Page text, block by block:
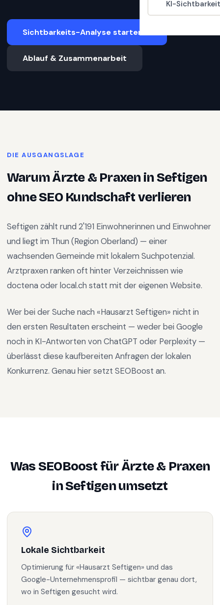
KI-
Sichtbarkeits-Analyse starten
Ablauf & Zusammenarbeit
DIE AUSGANGSLAGE
WarumÄrzte & PraxeninSeftigen
ohne SEO Kundschaft verlieren
Seftigen zählt rund 2'191 Einwohnerinnen und Einwohner
und liegt im Thun (Region Oberland) — einer
wachsenden Gemeinde mit lokalem Suchpotenzial.
Arztpraxen ranken oft hinter Verzeichnissen wie
doctena oder local.ch statt mit der eigenen Website.
Wer bei der Suche nach «Hausarzt Seftigen» nicht in
den ersten Resultaten erscheint — weder bei Google
noch in KI-Antworten von ChatGPT oder Perplexity —
überlässt diese kaufbereiten Anfragen der lokalen
Konkurrenz. Genau hier setzt SEOBoost an.
Was SEOBoost fürÄrzte & Praxen
inSeftigenumsetzt
Lokale Sichtbarkeit
Optimierung für «Hausarzt Seftigen» und das
Google-Unternehmensprofil — sichtbar genau dort,
wo in Seftigen gesucht wird.